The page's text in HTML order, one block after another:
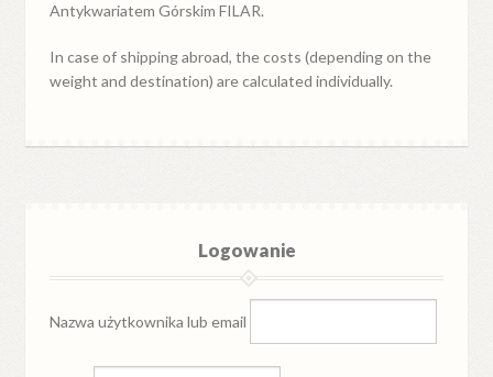
Antykwariatem Górskim FILAR.
In case of shipping abroad, the costs (depending on the
weight and destination) are calculated individually.
Logowanie
Nazwa użytkownika lub email